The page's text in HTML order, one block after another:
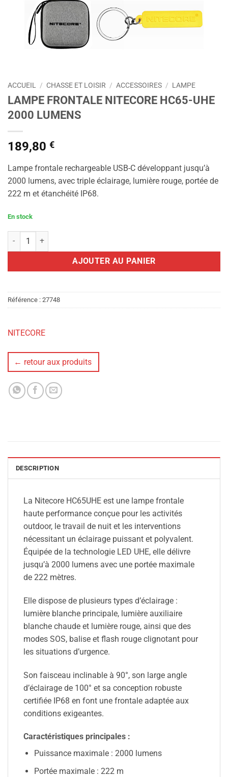
ACCUEIL / CHASSE ET LOISIR / ACCESSOIRES / LAMPE
LAMPE FRONTALE NITECORE HC65-UHE
2000 LUMENS
189,80 €
Lampe frontale rechargeable USB-C développant jusqu’à
2000 lumens, avec triple éclairage, lumière rouge, portée de
222 m et étanchéité IP68.
En stock
quantité de LAMPE FRONTALE NITECORE HC65-UHE 2000 LUMENS
AJOUTER AU PANIER
Référence : 27748
NITECORE
← retour aux produits
DESCRIPTION
La Nitecore HC65UHE est une lampe frontale
haute performance conçue pour les activités
outdoor, le travail de nuit et les interventions
nécessitant un éclairage puissant et polyvalent.
Équipée de la technologie LED UHE, elle délivre
jusqu’à 2000 lumens avec une portée maximale
de 222 mètres.
Elle dispose de plusieurs types d’éclairage :
lumière blanche principale, lumière auxiliaire
blanche chaude et lumière rouge, ainsi que des
modes SOS, balise et flash rouge clignotant pour
les situations d’urgence.
Son faisceau inclinable à 90°, son large angle
d’éclairage de 100° et sa conception robuste
certifiée IP68 en font une frontale adaptée aux
conditions exigeantes.
Caractéristiques principales :
Puissance maximale : 2000 lumens
Portée maximale : 222 m